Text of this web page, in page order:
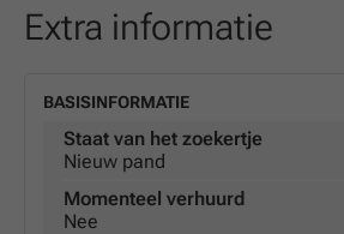
Extra informatie
BASISINFORMATIE
Staat van het zoekertje
Nieuw pand
Momenteel verhuurd
Nee